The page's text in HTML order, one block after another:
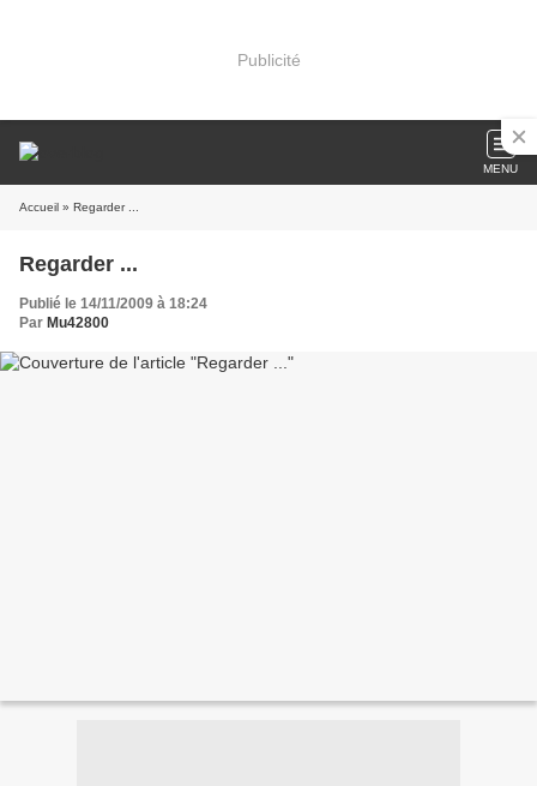
Publicité
MENU
Accueil » Regarder ...
Regarder ...
Publié le 14/11/2009 à 18:24
Par Mu42800